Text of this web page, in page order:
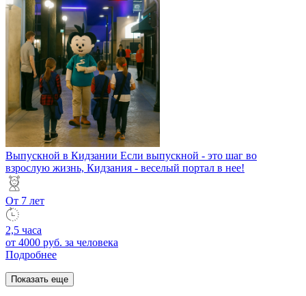
Выпускной в Кидзании Если выпускной - это шаг во
взрослую жизнь, Кидзания - веселый портал в нее!
От 7 лет
2,5 часа
от 4000 руб. за человека
Подробнее
Показать еще